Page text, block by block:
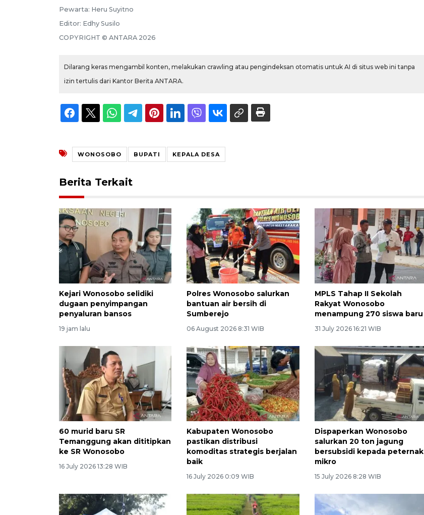
Pewarta: Heru Suyitno
Editor: Edhy Susilo
COPYRIGHT © ANTARA 2026
Dilarang keras mengambil konten, melakukan crawling atau pengindeksan otomatis untuk AI di situs web ini tanpa
izin tertulis dari Kantor Berita ANTARA.
WONOSOBO BUPATI KEPALA DESA
Berita Terkait
Kejari Wonosobo selidiki
dugaan penyimpangan
penyaluran bansos
19 jam lalu
Polres Wonosobo salurkan
bantuan air bersih di
Sumberejo
06 August 2026 8:31 WIB
MPLS Tahap II Sekolah
Rakyat Wonosobo
menampung 270 siswa baru
31 July 2026 16:21 WIB
60 murid baru SR
Temanggung akan dititipkan
ke SR Wonosobo
16 July 2026 13:28 WIB
Kabupaten Wonosobo
pastikan distribusi
komoditas strategis berjalan
baik
16 July 2026 0:09 WIB
Dispaperkan Wonosobo
salurkan 20 ton jagung
bersubsidi kepada peternak
mikro
15 July 2026 8:28 WIB